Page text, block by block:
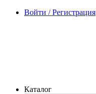
Войти / Регистрация
Каталог